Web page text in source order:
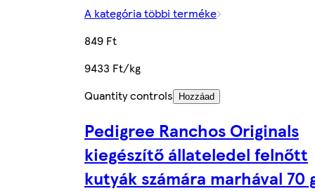
A kategória többi terméke
849 Ft
9433 Ft/kg
Quantity controls
Hozzáad
Pedigree Ranchos Originals
kiegészítő állateledel felnőtt
kutyák számára marhával 70